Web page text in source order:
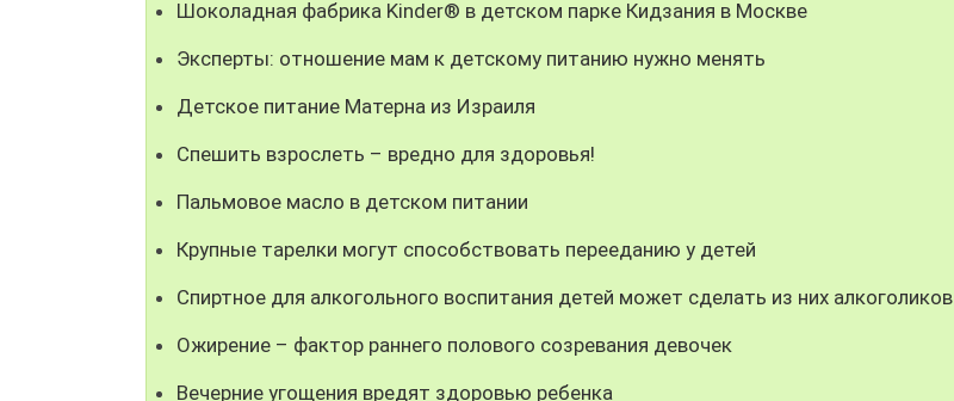
Шоколадная фабрика Kinder® в детском парке Кидзания в Москве
Эксперты: отношение мам к детскому питанию нужно менять
Детское питание Матерна из Израиля
Спешить взрослеть – вредно для здоровья!
Пальмовое масло в детском питании
Крупные тарелки могут способствовать перееданию у детей
Спиртное для алкогольного воспитания детей может сделать из них алкоголиков
Ожирение – фактор раннего полового созревания девочек
Вечерние угощения вредят здоровью ребенка